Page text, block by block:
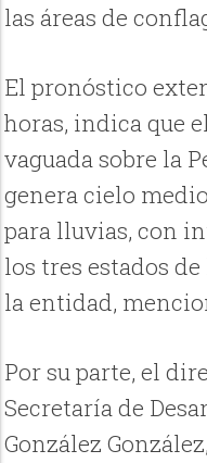
las áreas de
El pronóstico
horas, indica que
vaguada sobre la
genera cielo
para lluvias, con
los tres estados
la entidad,
Por su parte, el
Secretaría de
González